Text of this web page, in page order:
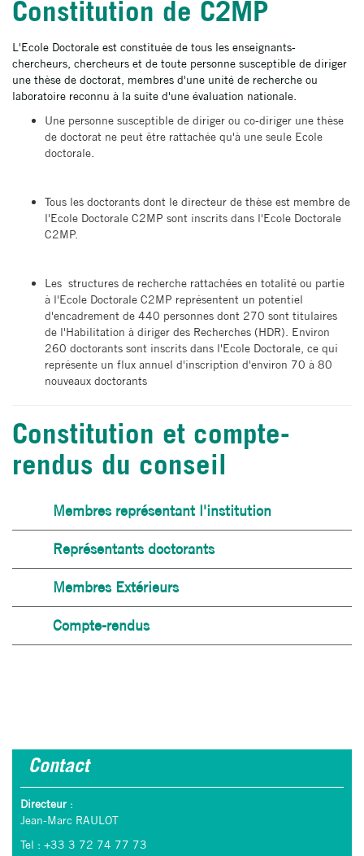
Constitution de C2MP
L'Ecole Doctorale est constituée de tous les enseignants-
chercheurs, chercheurs et de toute personne susceptible de diriger
une thèse de doctorat, membres d'une unité de recherche ou
laboratoire reconnu à la suite d'une évaluation nationale.
Une personne susceptible de diriger ou co-diriger une thèse
de doctorat ne peut être rattachée qu'à une seule Ecole
doctorale.
Tous les doctorants dont le directeur de thèse est membre de
l'Ecole Doctorale C2MP sont inscrits dans l'Ecole Doctorale
C2MP.
Les structures de recherche rattachées en totalité ou partie
à l'Ecole Doctorale C2MP représentent un potentiel
d'encadrement de 440 personnes dont 270 sont titulaires
de l'Habilitation à diriger des Recherches (HDR). Environ
260 doctorants sont inscrits dans l'Ecole Doctorale, ce qui
représente un flux annuel d'inscription d'environ 70 à 80
nouveaux doctorants
Constitution et compte-
rendus du conseil
Membres représentant l'institution
Représentants doctorants
Membres Extérieurs
Compte-rendus
Contact
Directeur :
Jean-Marc RAULOT
Tel : +33 3 72 74 77 73